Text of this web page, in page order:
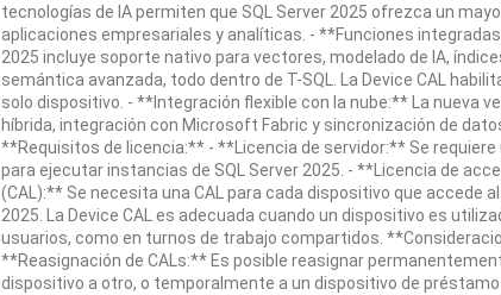
tecnologías de IA permiten que SQL Server 2025 ofrezca un
aplicaciones empresariales y analíticas. - **Funciones integradas
2025 incluye soporte nativo para vectores, modelado de IA,
semántica avanzada, todo dentro de T-SQL. La Device CAL
solo dispositivo. - **Integración flexible con la nube:** La nueva
híbrida, integración con Microsoft Fabric y sincronización de
**Requisitos de licencia:** - **Licencia de servidor:** Se requiere
para ejecutar instancias de SQL Server 2025. - **Licencia de
(CAL):** Se necesita una CAL para cada dispositivo que accede
2025. La Device CAL es adecuada cuando un dispositivo es
usuarios, como en turnos de trabajo compartidos.
**Reasignación de CALs:** Es posible reasignar
dispositivo a otro, o temporalmente a un dispositivo de